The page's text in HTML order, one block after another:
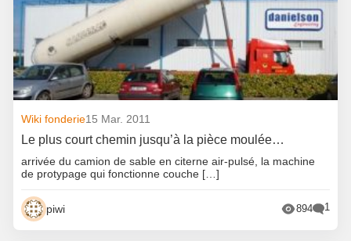
Wiki fonderie15 Mar. 2011
Le plus court chemin jusqu’à la pièce moulée…
arrivée du camion de sable en citerne air-pulsé, la machine
de protypage qui fonctionne couche […]
piwi 894 1